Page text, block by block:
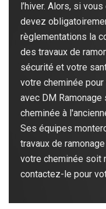
l’hiver. Alors, si
devez
règlementations la
des travaux de
sécurité et votre
votre cheminée
avec DM
cheminée à
Ses équipes
travaux de
votre cheminée soit
contactez-le pour